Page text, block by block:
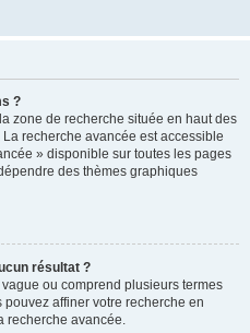
?
zone de recherche située en haut des
recherche avancée est accessible
» disponible sur toutes les pages
des thèmes graphiques
résultat ?
ou comprend plusieurs termes
affiner votre recherche en
recherche avancée.